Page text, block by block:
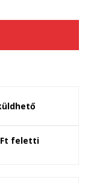
Ft feletti